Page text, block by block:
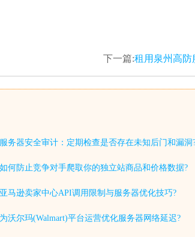
下一篇:租用泉州高防
服务器安全审计：定期检查是否存在未知后门和漏洞
如何防止竞争对手爬取你的独立站商品和价格数据?
亚马逊卖家中心API调用限制与服务器优化技巧?
为沃尔玛(Walmart)平台运营优化服务器网络延迟?